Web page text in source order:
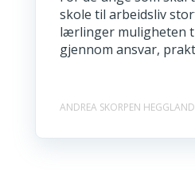
skole til arbeidsliv
lærlinger muligheten
gjennom ansvar,
ANDREA SKORPEN HEGGLAND